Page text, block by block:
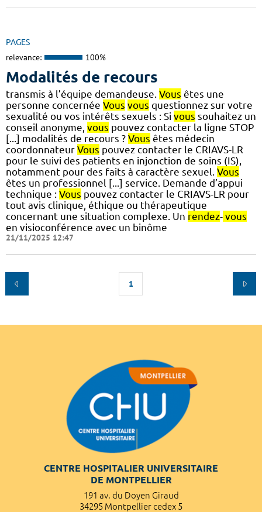
PAGES
relevance: 100%
Modalités de recours
transmis à l’équipe demandeuse. Vous êtes une
personne concernée Vous vous questionnez sur votre
sexualité ou vos intérêts sexuels : Si vous souhaitez un
conseil anonyme, vous pouvez contacter la ligne STOP
[...] modalités de recours ? Vous êtes médecin
coordonnateur Vous pouvez contacter le CRIAVS-LR
pour le suivi des patients en injonction de soins (IS),
notamment pour des faits à caractère sexuel. Vous
êtes un professionnel [...] service. Demande d’appui
technique : Vous pouvez contacter le CRIAVS-LR pour
tout avis clinique, éthique ou thérapeutique
concernant une situation complexe. Un rendez- vous
en visioconférence avec un binôme
21/11/2025 12:47
1
CENTRE HOSPITALIER UNIVERSITAIRE
DE MONTPELLIER
191 av. du Doyen Giraud
34295 Montpellier cedex 5